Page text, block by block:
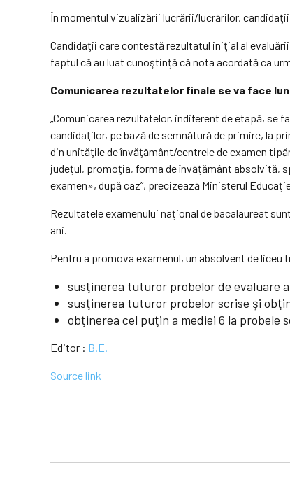
În momentul vizualizării lucrării/lucrărilor,
Candidaţii care contestă rezultatul iniţial al
faptul că au luat cunoştinţă că nota acordată ca
Comunicarea rezultatelor finale se va face
„Comunicarea rezultatelor, indiferent de etapă, se
candidaţilor, pe bază de semnătură de primire, la
din unităţile de învăţământ/centrele de examen
judeţul, promoţia, forma de învăţământ absolvită,
examen», după caz”, precizează Ministerul
Rezultatele examenului naţional de bacalaureat
ani.
Pentru a promova examenul, un absolvent de
susţinerea tuturor probelor de evaluare
susţinerea tuturor probelor scrise şi
obţinerea cel puţin a mediei 6 la probele
Editor : B.E.
Source link